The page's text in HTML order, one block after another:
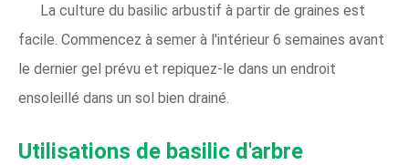
La culture du basilic arbustif à partir de graines est
facile. Commencez à semer à l'intérieur 6 semaines avant
le dernier gel prévu et repiquez-le dans un endroit
ensoleillé dans un sol bien drainé.
Utilisations de basilic d'arbre